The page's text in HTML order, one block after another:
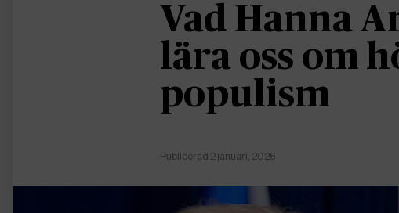
Vad Hanna
lära oss om
populism
Publicerad 2 januari, 2026